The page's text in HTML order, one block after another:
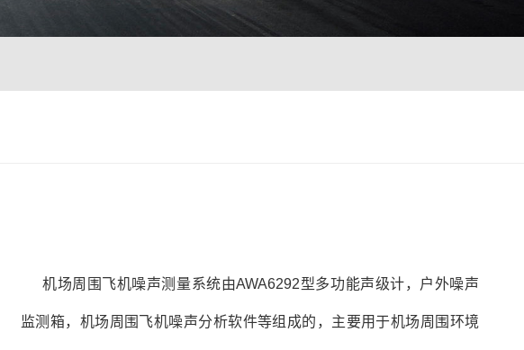
机场周围飞机噪声测量系统由AWA6292型多功能声级计，户外噪声
监测箱，机场周围飞机噪声分析软件等组成的，主要用于机场周围环境